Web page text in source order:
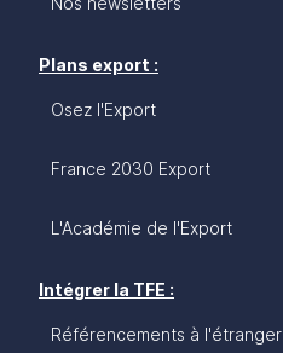
Plans export :
Osez l'Export
France 2030 Export
L'Académie de l'Export
Intégrer la TFE :
Référencements à l'étranger